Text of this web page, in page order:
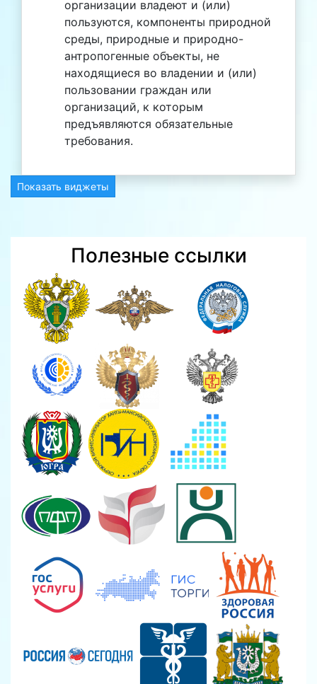
организации владеют и (или)
пользуются, компоненты природной
среды, природные и природно-
антропогенные объекты, не
находящиеся во владении и (или)
пользовании граждан или
организаций, к которым
предъявляются обязательные
требования.
Показать виджеты
Полезные ссылки